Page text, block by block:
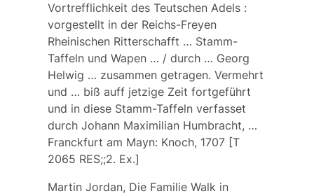
Vortrefflichkeit des Teutschen Adels :
vorgestellt in der Reichs-Freyen
Rheinischen Ritterschafft … Stamm-
Taffeln und Wapen … / durch … Georg
Helwig … zusammen getragen. Vermehrt
und … biß auff jetzige Zeit fortgeführt
und in diese Stamm-Taffeln verfasset
durch Johann Maximilian Humbracht, …
Franckfurt am Mayn: Knoch, 1707 [T
2065 RES;;2. Ex.]
Martin Jordan, Die Familie Walk in